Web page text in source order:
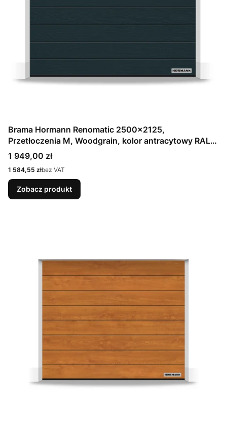
Brama Hormann Renomatic 2500x2125,
Przetłoczenia M, Woodgrain, kolor antracytowy RAL
7016 / OCYNK + Prowadzenie Z
Cena
1 949,00 zł
Cena
1 584,55 złbez VAT
Zobacz produkt